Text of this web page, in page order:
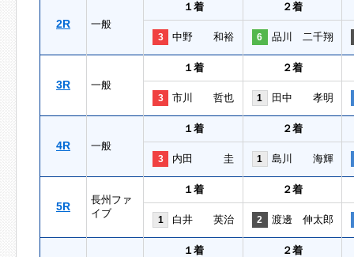
2R 一般
１着 ２着
3 中野 和裕 6 品川 二千翔
3R 一般
１着 ２着
3 市川 哲也 1 田中 孝明
4R 一般
１着 ２着
3 内田 圭 1 島川 海輝
5R
長州ファ
イブ
１着 ２着
1 白井 英治 2 渡邊 伸太郎
１着 ２着